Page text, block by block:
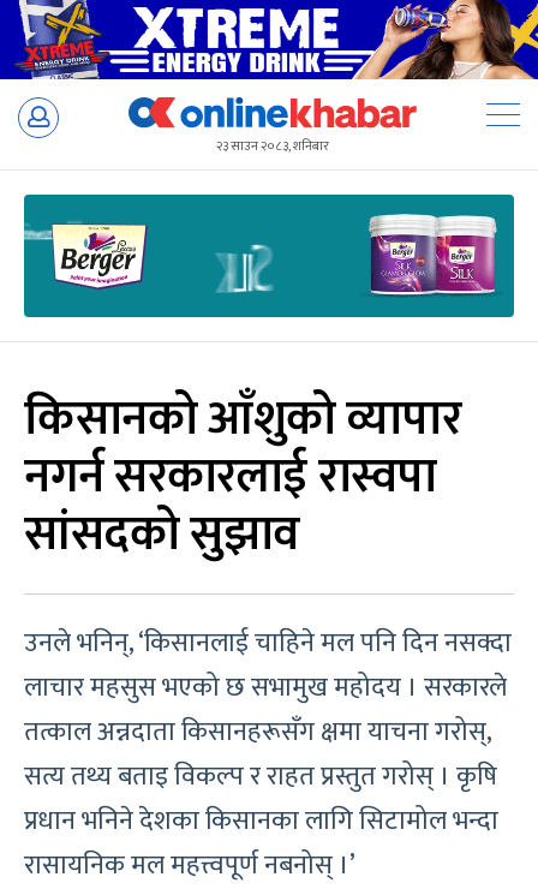
Skip
२३ साउन २०८३, शनिबार
किसानको आँशुको व्यापार
नगर्न सरकारलाई रास्वपा
सांसदको सुझाव
उनले भनिन्, ‘किसानलाई चाहिने मल पनि दिन नसक्दा
लाचार महसुस भएको छ सभामुख महोदय । सरकारले
तत्काल अन्नदाता किसानहरूसँग क्षमा याचना गरोस्,
सत्य तथ्य बताइ विकल्प र राहत प्रस्तुत गरोस् । कृषि
प्रधान भनिने देशका किसानका लागि सिटामोल भन्दा
रासायनिक मल महत्त्वपूर्ण नबनोस् ।’